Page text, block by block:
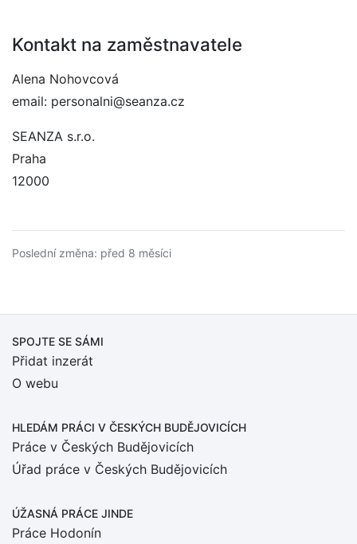
Kontakt na zaměstnavatele
Alena Nohovcová
email: personalni@seanza.cz
SEANZA s.r.o.
Praha
12000
Poslední změna: před 8 měsíci
SPOJTE SE SÁMI
Přidat inzerát
O webu
HLEDÁM PRÁCI V ČESKÝCH BUDĚJOVICÍCH
Práce v Českých Budějovicích
Úřad práce v Českých Budějovicích
ÚŽASNÁ PRÁCE JINDE
Práce Hodonín